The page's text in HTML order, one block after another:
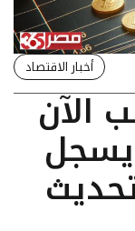
أخبار الاقتصاد
الآن
في مصر: عيار 24 يسجل
تحديث